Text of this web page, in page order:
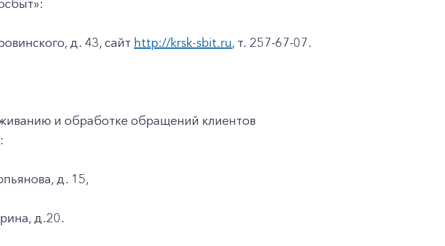
д. 43, сайт http://krsk-sbit.ru, т. 257-67-07.
и обработке обращений клиентов
д. 15,
д.20.